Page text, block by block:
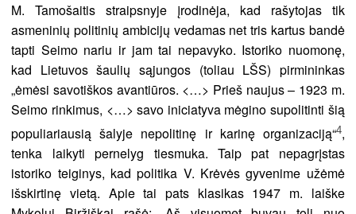
M. Tamošaitis straipsnyje įrodinėja, kad rašytojas tik
asmeninių politinių ambicijų vedamas net tris kartus bandė
tapti Seimo nariu ir jam tai nepavyko. Istoriko nuomonę,
kad Lietuvos šaulių sąjungos (toliau LŠS) pirmininkas
„ėmėsi savotiškos avantiūros. <…> Prieš naujus – 1923 m.
Seimo rinkimus, <…> savo iniciatyva mėgino supolitinti šią
populiariausią šalyje nepolitinę ir karinę organizaciją“4,
tenka laikyti pernelyg tiesmuka. Taip pat nepagrįstas
istoriko teiginys, kad politika V. Krėvės gyvenime užėmė
išskirtinę vietą. Apie tai pats klasikas 1947 m. laiške